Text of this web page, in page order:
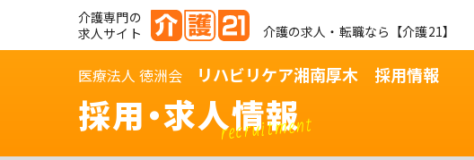
介護専門の
求人サイト
介護の求人・転職なら【介護21】
医療法人 徳洲会 リハビリケア湘南厚木 採用情報
採用・求人情報
recruitment